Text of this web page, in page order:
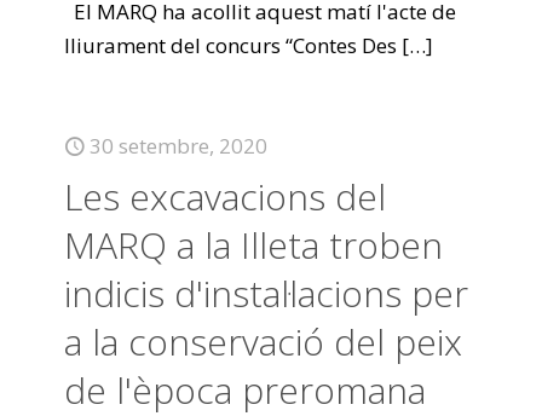
El MARQ ha acollit aquest matí l'acte de
lliurament del concurs “Contes Des […]
30 setembre, 2020
Les excavacions del
MARQ a la Illeta troben
indicis d'instal·lacions per
a la conservació del peix
de l'època preromana